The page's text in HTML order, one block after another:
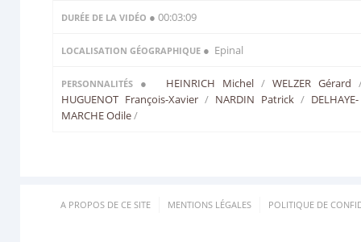
DURÉE DE LA VIDÉO ● 00:03:09
LOCALISATION GÉOGRAPHIQUE ● Epinal
PERSONNALITÉS ● HEINRICH Michel /WELZER Gérard
HUGUENOT François-Xavier /NARDIN Patrick /DELHAYE-
MARCHE Odile/
A PROPOS DE CE SITE MENTIONS LÉGALES POLITIQUE DE